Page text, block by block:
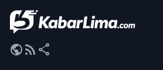
publicrss_feed share